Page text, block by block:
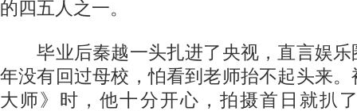
的四五人之一。
毕业后秦越一头扎进了央视，直言娱乐
年没有回过母校，怕看到老师抬不起头来
大师》时，他十分开心，拍摄首日就扒